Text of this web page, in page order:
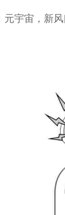
宇宙，新